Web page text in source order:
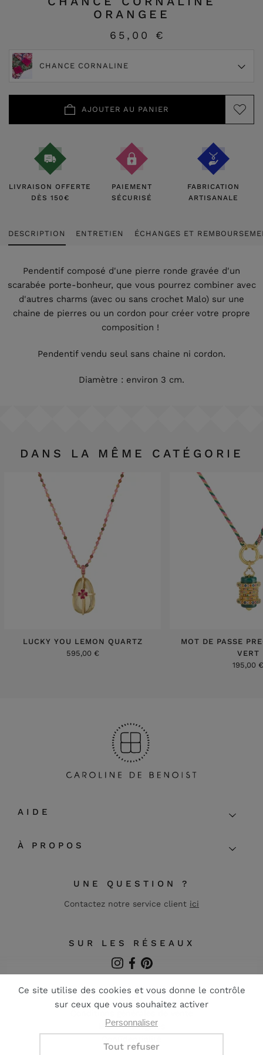
ORANGEE
65,00 €
CHANCE CORNALINE
AJOUTER AU PANIER
LIVRAISON OFFERTE
DÈS 150€
PAIEMENT
SÉCURISÉ
FABRICATION
ARTISANALE
DESCRIPTION ENTRETIEN ÉCHANGES ET
Pendentif composé d'une pierre ronde gravée d'un
scarabée porte-bonheur, que vous pourrez combiner avec
d'autres charms (avec ou sans crochet Malo) sur une
chaine de pierres ou un cordon pour créer votre propre
composition !
Pendentif vendu seul sans chaine ni cordon.
Diamètre : environ 3 cm.
DANS LA MÊME CATÉGORIE
LUCKY YOU LEMON QUARTZ
595,00 €
MOT DE PASSE
VERT
195,00 €
UNE QUESTION ?
Contactez notre service client ici
AIDE
À PROPOS
SUR LES RÉSEAUX
Mentions légales